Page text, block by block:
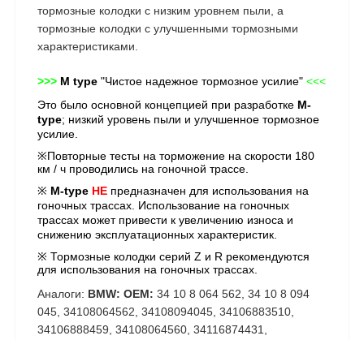
тормозные колодки с низким уровнем пыли, а
тормозные колодки с улучшенными тормозными
характеристиками.
>>> M type "Чистое надежное тормозное усилие" <<<
Это было основной концепцией при разработке M-
type; низкий уровень пыли и улучшенное тормозное
усилие.
※Повторные тесты на торможение на скорости 180
км / ч проводились на гоночной трассе.
※ M-type НЕ предназначен для использования на
гоночных трассах. Использование на гоночных
трассах может привести к увеличению износа и
снижению эксплуатационных характеристик.
※ Тормозные колодки серий Z и R рекомендуются
для использования на гоночных трассах.
Аналоги: BMW: OEM: 34 10 8 064 562, 34 10 8 094
045, 34108064562, 34108094045, 34106883510,
34106888459, 34108064560, 34116874431,